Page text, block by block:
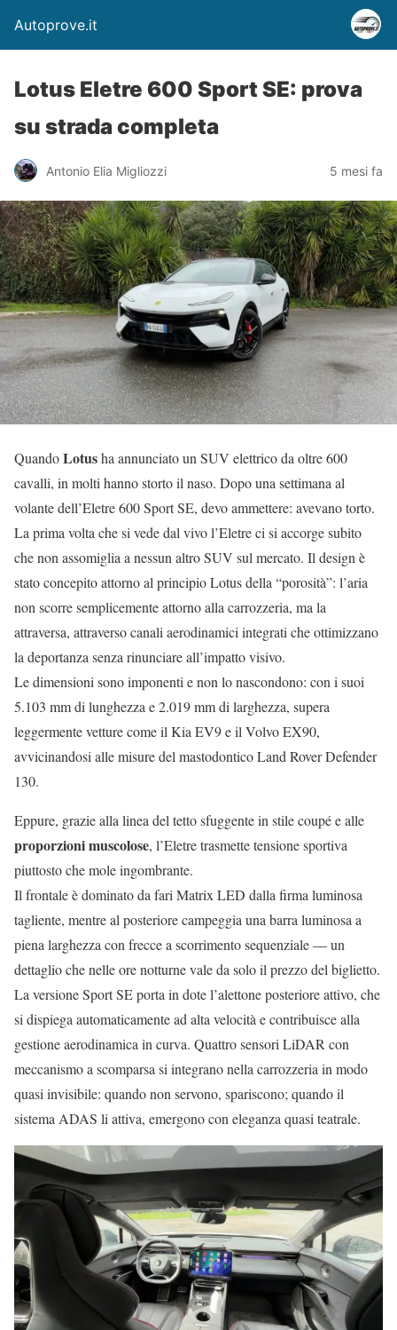
Autoprove.it
Lotus Eletre 600 Sport SE: prova
su strada completa
Antonio Elia Migliozzi 5 mesi fa
QuandoLotusha annunciato un SUV elettrico da oltre 600
cavalli, in molti hanno storto il naso. Dopo una settimana al
volante dell’Eletre 600 Sport SE, devo ammettere: avevano torto.
La prima volta che si vede dal vivo l’Eletre ci si accorge subito
che non assomiglia a nessun altro SUV sul mercato. Il design è
stato concepito attorno al principio Lotus della “porosità”: l’aria
non scorre semplicemente attorno alla carrozzeria, ma la
attraversa, attraverso canali aerodinamici integrati che ottimizzano
la deportanza senza rinunciare all’impatto visivo.
Le dimensioni sono imponenti e non lo nascondono: con i suoi
5.103 mm di lunghezza e 2.019 mm di larghezza, supera
leggermente vetture come il Kia EV9 e il Volvo EX90,
avvicinandosi alle misure del mastodontico Land Rover Defender
130.
Eppure, grazie alla linea del tetto sfuggente in stile coupé e alle
proporzioni muscolose, l’Eletre trasmette tensione sportiva
piuttosto che mole ingombrante.
Il frontale è dominato da fari Matrix LED dalla firma luminosa
tagliente, mentre al posteriore campeggia una barra luminosa a
piena larghezza con frecce a scorrimento sequenziale — un
dettaglio che nelle ore notturne vale da solo il prezzo del biglietto.
La versione Sport SE porta in dote l’alettone posteriore attivo, che
si dispiega automaticamente ad alta velocità e contribuisce alla
gestione aerodinamica in curva. Quattro sensori LiDAR con
meccanismo a scomparsa si integrano nella carrozzeria in modo
quasi invisibile: quando non servono, spariscono; quando il
sistema ADAS li attiva, emergono con eleganza quasi teatrale.